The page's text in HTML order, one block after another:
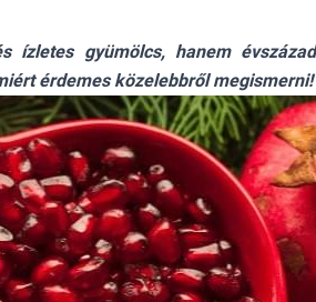
ízletes gyümölcs, hanem
érdemes közelebbről megismerni!